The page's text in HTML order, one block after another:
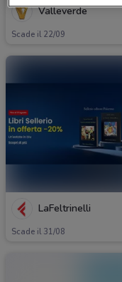
Valleverde
Scade il 22/09
LaFeltrinelli
Scade il 31/08